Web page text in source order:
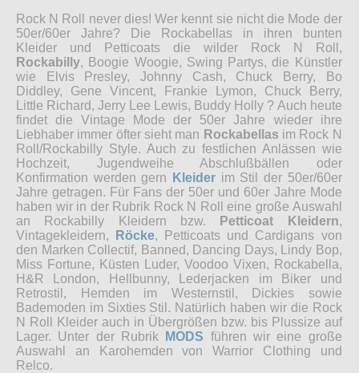
Rock N Roll never dies! Wer kennt sie nicht die Mode der
50er/60er Jahre? Die Rockabellas in ihren bunten
Kleider und Petticoats die wilder Rock N Roll,
Rockabilly, Boogie Woogie, Swing Partys, die Künstler
wie Elvis Presley, Johnny Cash, Chuck Berry, Bo
Diddley, Gene Vincent, Frankie Lymon, Chuck Berry,
Little Richard, Jerry Lee Lewis, Buddy Holly ? Auch heute
findet die Vintage Mode der 50er Jahre wieder ihre
Liebhaber immer öfter sieht man Rockabellas im Rock N
Roll/Rockabilly Style. Auch zu festlichen Anlässen wie
Hochzeit, Jugendweihe Abschlußbällen oder
Konfirmation werden gern
Kleiderim Stil der 50er/60er
Jahre getragen. Für Fans der 50er und 60er Jahre Mode
haben wir in der Rubrik Rock N Roll eine große Auswahl
an Rockabilly Kleidern bzw.
Petticoat Kleidern,
Vintagekleidern,
Röcke, Petticoats und Cardigans von
den Marken Collectif, Banned, Dancing Days, Lindy Bop,
Miss Fortune, Küsten Luder, Voodoo Vixen, Rockabella,
H&R London, Hellbunny, Lederjacken im Biker und
Retrostil, Hemden im Westernstil, Dickies sowie
Bademoden im Sixties Stil. Natürlich haben wir die Rock
N Roll Kleider auch in Übergrößen bzw. bis Plussize auf
Lager. Unter der Rubrik
MODS führen wir eine große
Auswahl an Karohemden von Warrior Clothing und
Relco.